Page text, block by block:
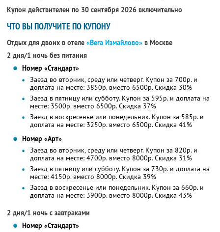
Купон действителен по 30 сентября 2026 включительно
ЧТО ВЫ ПОЛУЧИТЕ ПО КУПОНУ
Отдых для двоих в отеле «Вега Измайлово» в Москве
2 дня/1 ночь без питания
Номер «Стандарт»
Заезд во вторник, среду или четверг. Купон за 700р. и
доплата на месте: 3850р. вместо 6500р.Скидка 30%
Заезд в пятницу или субботу. Купон за 595р. и доплата на
месте: 3500р. вместо 6500р.Скидка 37%
Заезд в воскресенье или понедельник. Купон за 585р. и
доплата на месте: 3250р. вместо 6500р.Скидка 41%
Номер «Арт»
Заезд во вторник, среду или четверг. Купон за 820р. и
доплата на месте: 4700р. вместо 8000р.Скидка 31%
Заезд в пятницу или субботу. Купон за 730р. и доплата на
месте: 4150р. вместо 8000р.Скидка 39%
Заезд в воскресенье или понедельник. Купон за 660р. и
доплата на месте: 3900р. вместо 8000р.Скидка 43%
2 дня/1 ночь с завтраками
Номер «Стандарт»